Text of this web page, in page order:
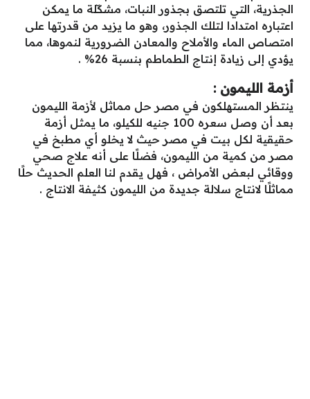
الجذرية، التي تلتصق بجذور النبات، مشكّلة ما يمكن
اعتباره امتدادا لتلك الجذور، وهو ما يزيد من قدرتها على
امتصاص الماء والأملاح والمعادن الضرورية لنموها، مما
يؤدي إلى زيادة إنتاج الطماطم بنسبة 26% .
أزمة الليمون :
ينتظر المستهلكون في مصر حل مماثل لأزمة الليمون
بعد أن وصل سعره 100 جنيه للكيلو، ما يمثل أزمة
حقيقية لكل بيت في مصر حيث لا يخلو أي مطبخ في
مصر من كمية من الليمون، فضلًا على أنه علاج صحي
ووقائي لبعض الأمراض ، فهل يقدم لنا العلم الحديث حلًا
مماثلًا لانتاج سلالة جديدة من الليمون كثيفة الانتاج .